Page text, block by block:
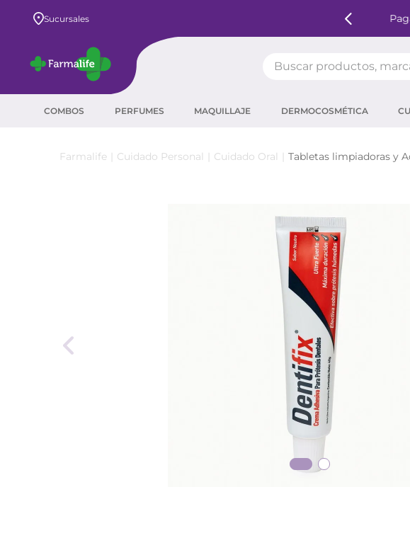
Sucursales
COMBOS PERFUMES MAQUILLAJE DERMOCOSMÉTICA
Cuidado Personal Cuidado Oral Tabletas limpiadoras y
proteina
agua micelar
corrector
mascara pestañas
retinol
tintura